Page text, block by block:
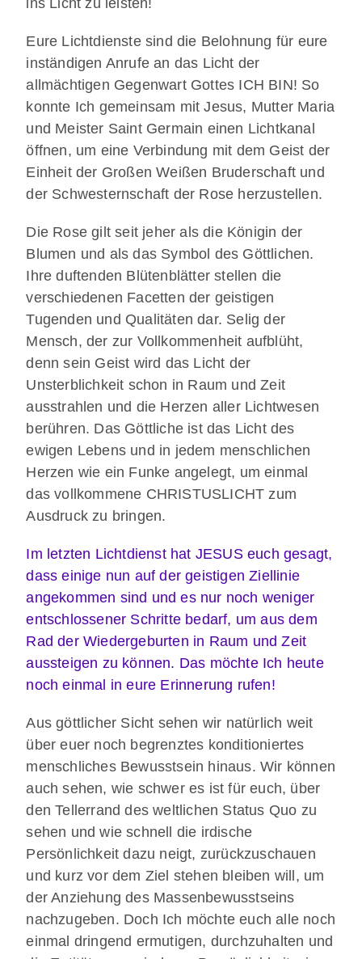
Eure Lichtdienste sind die Belohnung für eure
inständigen Anrufe an das Licht der
allmächtigen Gegenwart Gottes ICH BIN! So
konnte Ich gemeinsam mit Jesus, Mutter Maria
und Meister Saint Germain einen Lichtkanal
öffnen, um eine Verbindung mit dem Geist der
Einheit der Großen Weißen Bruderschaft und
der Schwesternschaft der Rose herzustellen.
Die Rose gilt seit jeher als die Königin der
Blumen und als das Symbol des Göttlichen.
Ihre duftenden Blütenblätter stellen die
verschiedenen Facetten der geistigen
Tugenden und Qualitäten dar. Selig der
Mensch, der zur Vollkommenheit aufblüht,
denn sein Geist wird das Licht der
Unsterblichkeit schon in Raum und Zeit
ausstrahlen und die Herzen aller Lichtwesen
berühren. Das Göttliche ist das Licht des
ewigen Lebens und in jedem menschlichen
Herzen wie ein Funke angelegt, um einmal
das vollkommene CHRISTUSLICHT zum
Ausdruck zu bringen.
Im letzten Lichtdienst hat JESUS euch gesagt,
dass einige nun auf der geistigen Ziellinie
angekommen sind und es nur noch weniger
entschlossener Schritte bedarf, um aus dem
Rad der Wiedergeburten in Raum und Zeit
aussteigen zu können. Das möchte Ich heute
noch einmal in eure Erinnerung rufen!
Aus göttlicher Sicht sehen wir natürlich weit
über euer noch begrenztes konditioniertes
menschliches Bewusstsein hinaus. Wir können
auch sehen, wie schwer es ist für euch, über
den Tellerrand des weltlichen Status Quo zu
sehen und wie schnell die irdische
Persönlichkeit dazu neigt, zurückzuschauen
und kurz vor dem Ziel stehen bleiben will, um
der Anziehung des Massenbewusstseins
nachzugeben. Doch Ich möchte euch alle noch
einmal dringend ermutigen, durchzuhalten und